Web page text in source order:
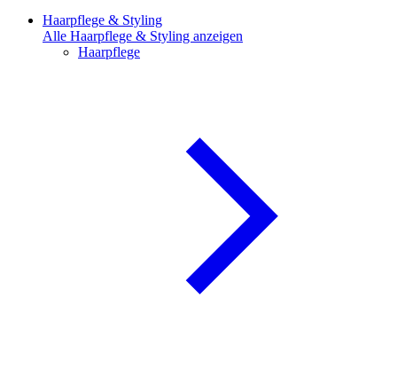
Haarpflege & Styling
Alle Haarpflege & Styling anzeigen
Haarpflege